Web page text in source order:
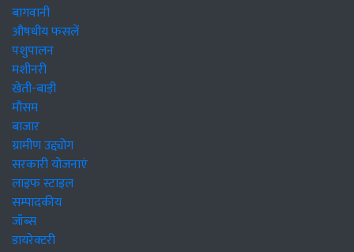
बागवानी
औषधीय फसलें
पशुपालन
मशीनरी
खेती-बाड़ी
मौसम
बाजार
ग्रामीण उद्द्योग
सरकारी योजनाएं
लाइफ स्टाइल
सम्पादकीय
जॉब्स
डायरेक्टरी